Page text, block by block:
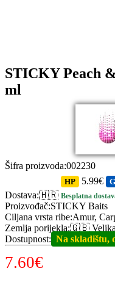
STICKY Peach
ml
Šifra proizvoda:002230
Dostava:🇭🇷
HP 5.99€
Besplatna
Proizvođač:STICKY Baits
Ciljana vrsta ribe:Amur,
Zemlja porijekla:🇬🇧 Velika
Dostupnost: Na skladištu,
7.60€